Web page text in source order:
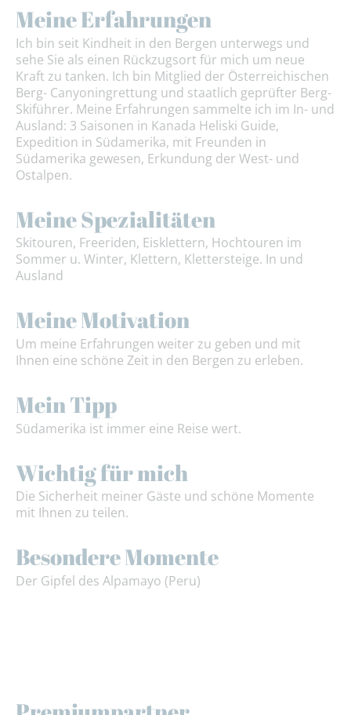
Meine Erfahrungen
Ich bin seit Kindheit in den Bergen unterwegs und
sehe Sie als einen Rückzugsort für mich um neue
Kraft zu tanken. Ich bin Mitglied der Österreichischen
Berg- Canyoningrettung und staatlich geprüfter Berg-
Skiführer. Meine Erfahrungen sammelte ich im In- und
Ausland: 3 Saisonen in Kanada Heliski Guide,
Expedition in Südamerika, mit Freunden in
Südamerika gewesen, Erkundung der West- und
Ostalpen.
Meine Spezialitäten
Skitouren, Freeriden, Eisklettern, Hochtouren im
Sommer u. Winter, Klettern, Klettersteige. In und
Ausland
Meine Motivation
Um meine Erfahrungen weiter zu geben und mit
Ihnen eine schöne Zeit in den Bergen zu erleben.
Mein Tipp
Südamerika ist immer eine Reise wert.
Wichtig für mich
Die Sicherheit meiner Gäste und schöne Momente
mit Ihnen zu teilen.
Besondere Momente
Der Gipfel des Alpamayo (Peru)